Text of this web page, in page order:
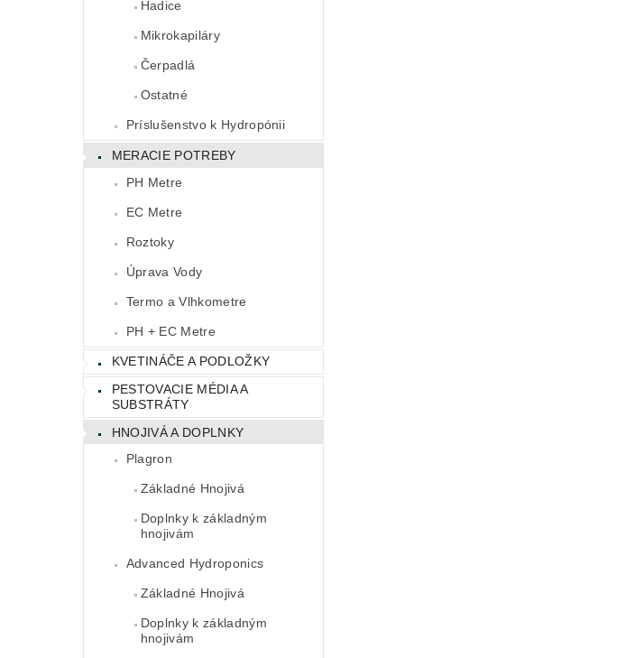
Hadice
Mikrokapiláry
Čerpadlá
Ostatné
Príslušenstvo k Hydropónii
MERACIE POTREBY
PH Metre
EC Metre
Roztoky
Úprava Vody
Termo a Vlhkometre
PH + EC Metre
KVETINÁČE A PODLOŽKY
PESTOVACIE MÉDIA A
SUBSTRÁTY
HNOJIVÁ A DOPLNKY
Plagron
Základné Hnojivá
Doplnky k základným
hnojivám
Advanced Hydroponics
Základné Hnojivá
Doplnky k základným
hnojivám